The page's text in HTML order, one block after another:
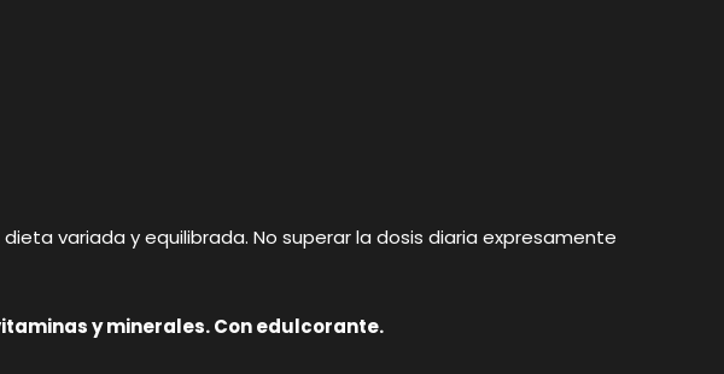
variada y equilibrada. No superar la dosis diaria expresamente
y minerales. Con edulcorante.